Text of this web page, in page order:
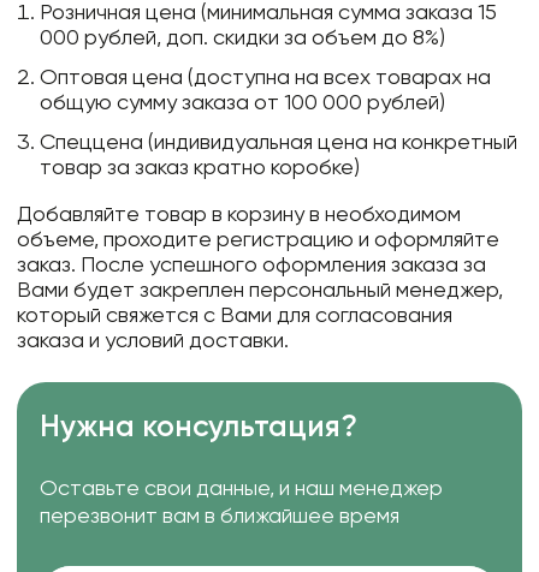
Розничная цена (минимальная сумма заказа 15
000 рублей, доп. скидки за объем до 8%)
Оптовая цена (доступна на всех товарах на
общую сумму заказа от 100 000 рублей)
Спеццена (индивидуальная цена на конкретный
товар за заказ кратно коробке)
Добавляйте товар в корзину в необходимом
объеме, проходите регистрацию и оформляйте
заказ. После успешного оформления заказа за
Вами будет закреплен персональный менеджер,
который свяжется с Вами для согласования
заказа и условий доставки.
Нужна консультация?
Оставьте свои данные, и наш менеджер
перезвонит вам в ближайшее время